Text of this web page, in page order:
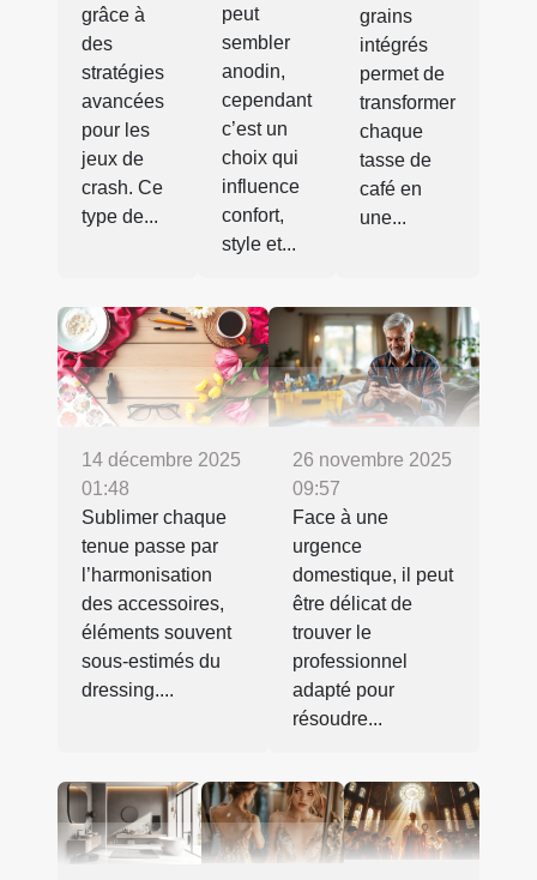
grâce à
des
stratégies
avancées
pour les
jeux de
crash. Ce
type de...
peut
sembler
anodin,
cependant
c’est un
choix qui
influence
confort,
style et...
grains
intégrés
permet de
transformer
chaque
tasse de
café en
une...
14 décembre 2025
01:48
Sublimer chaque
tenue passe par
l’harmonisation
des accessoires,
éléments souvent
sous-estimés du
dressing....
26 novembre 2025
09:57
Face à une
urgence
domestique, il peut
être délicat de
trouver le
professionnel
adapté pour
résoudre...